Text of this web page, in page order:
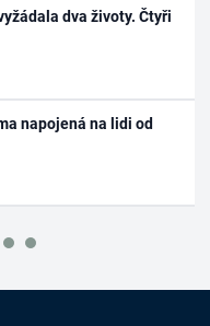
dva životy. Čtyři
napojená na lidi od